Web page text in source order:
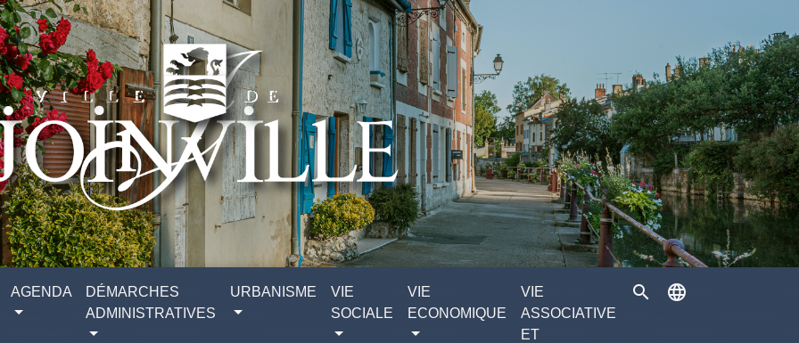
AGENDA
DÉMARCHES
ADMINISTRATIVES
URBANISME
VIE
SOCIALE
VIE
ECONOMIQUE
VIE
ASSOCIATIVE
ET
search language